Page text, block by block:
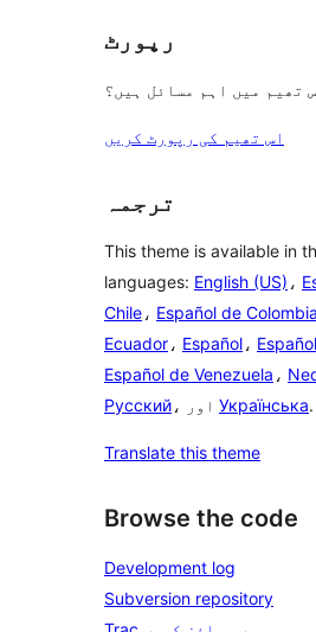
رپورٹ
تھیم میں اہم مسائل ہیں؟
اس تھیم کی رپورٹ کریں
ترجمہ
This theme is available in
languages: English (US) ،
Chile، Español de Colombia
Ecuador، Español،
Español de Venezuela ،
Русский
Українська.
Translate this theme
Browse the code
Development log
Subversion repository